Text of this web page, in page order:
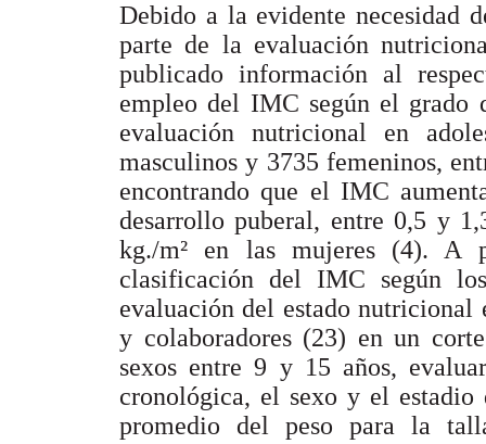
Debido a la evidente necesidad
parte de la evaluación
publicado información al
empleo del IMC según el grado
evaluación nutricional en
masculinos y 3735 femeninos,
encontrando que el IMC
desarrollo puberal, entre 0,5 y
kg./m² en las mujeres (4). A
clasificación del IMC según
evaluación del estado nutricional
y colaboradores (23) en un
sexos entre 9 y 15 años,
cronológica, el sexo y el estadio
promedio del peso para la